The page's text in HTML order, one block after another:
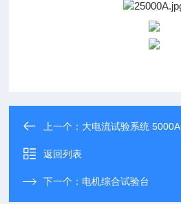
上一个： 大电流试验系统 5000A
返回列表
下一个： 电机综合试验台